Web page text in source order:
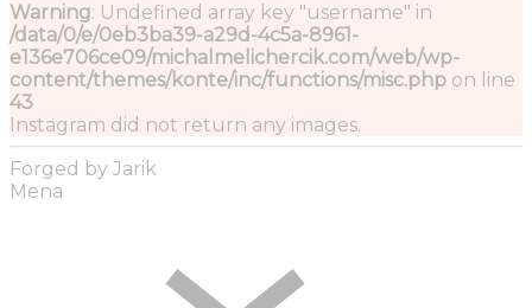
Warning: Undefined array key "username" in
/data/0/e/0eb3ba39-a29d-4c5a-8961-
e136e706ce09/michalmelichercik.com/web/wp-
content/themes/konte/inc/functions/misc.php on line
43
Instagram did not return any images.
Forged by Jarik
Mena